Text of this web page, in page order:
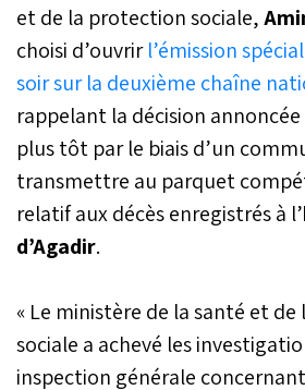
et de la protection sociale,
choisi d’ouvrirl’émission
soir sur la deuxième chaîne
rappelant la décision
plus tôt par le biais d’un
transmettre au parquet
relatif aux décès enregistrés à l’
d’Agadir.
« Le ministère de la santé et
sociale a achevé les
inspection générale